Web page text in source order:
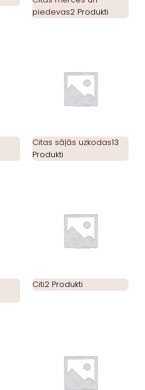
piedevas2 Produkti
Citas sāļās uzkodas13
Produkti
Citi2 Produkti